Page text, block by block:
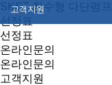
SKST 침수형 다단펌프
선정표
선정표
온라인문의
온라인문의
고객지원
고객지원
회사소개
제품소개